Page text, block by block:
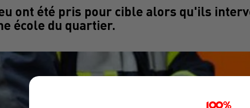
ont été pris pour cible alors qu'ils
école du quartier.